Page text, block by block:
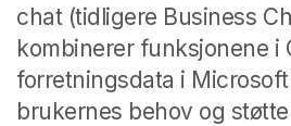
chat (tidligere Business
kombinerer funksjonene i
forretningsdata i
brukernes behov og